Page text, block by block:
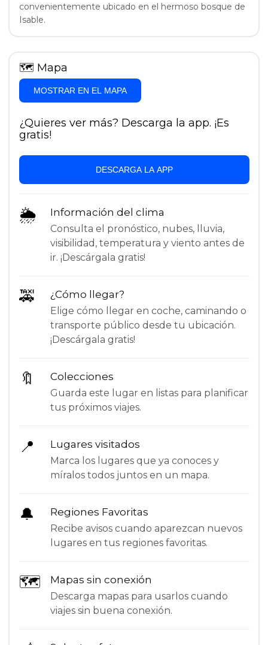
convenientemente ubicado en el hermoso bosque de
Isable.
🗺 Mapa
MOSTRAR EN EL MAPA
¿Quieres ver más? Descarga la app. ¡Es
gratis!
DESCARGA LA APP
🌦 Información del clima
Consulta el pronóstico, nubes, lluvia,
visibilidad, temperatura y viento antes de
ir. ¡Descárgala gratis!
🚕 ¿Cómo llegar?
Elige cómo llegar en coche, caminando o
transporte público desde tu ubicación.
¡Descárgala gratis!
🔖 Colecciones
Guarda este lugar en listas para planificar
tus próximos viajes.
📍 Lugares visitados
Marca los lugares que ya conoces y
míralos todos juntos en un mapa.
🔔 Regiones Favoritas
Recibe avisos cuando aparezcan nuevos
lugares en tus regiones favoritas.
🗺 Mapas sin conexión
Descarga mapas para usarlos cuando
viajes sin buena conexión.